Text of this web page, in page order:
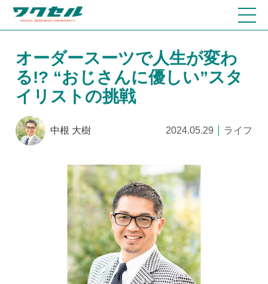
オーダースーツで人生が変わ
る!? “おじさんに優しい”スタ
イリストの挑戦
中根 大樹 2024.05.29 ライフ